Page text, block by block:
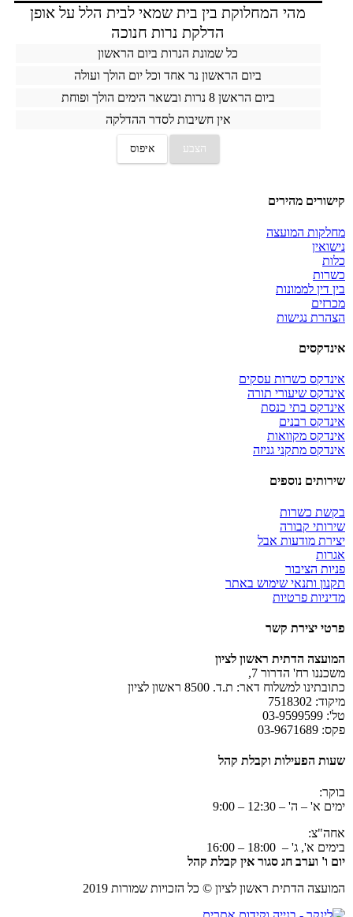
מהי המחלוקת בין בית שמאי לבית הלל על אופן
הדלקת נרות חנוכה
כל שמונת הנרות ביום הראשון
ביום הראשון נר אחד וכל יום הולך ועולה
ביום הראשן 8 נרות ובשאר הימים הולך ופוחת
אין חשיבות לסדר ההדלקה
הצבע איפוס
קישורים מהירים
מחלקות המועצה
נישואין
כלות
כשרות
בין דין לממונות
מכרזים
הצהרת נגישות
אינדקסים
אינדקס כשרות עסקים
אינדקס שיעורי תורה
אינדקס בתי כנסת
אינדקס רבנים
אינדקס מקוואות
אינדקס מתקני גניזה
שירותים נוספים
בקשת כשרות
שירותי קבורה
יצירת מודעות אבל
אגרות
פניות הציבור
תקנון ותנאי שימוש באתר
מדיניות פרטיות
פרטי יצירת קשר
המועצה הדתית ראשון לציון
משכננו רח' הדרור 7,
כתובתינו למשלוח דאר: ת.ד. 8500 ראשון לציון
מיקוד: 7518302
טל': 03-9599599
פקס: 03-9671689
שעות הפעילות וקבלת קהל
בוקר:
ימים א' – ה' – 12:30 – 9:00
אחה"צ:
בימים א', ג' – 18:00 – 16:00
יום ו' וערב חג סגור אין קבלת קהל
המועצה הדתית ראשון לציון © כל הזכויות שמורות 2019